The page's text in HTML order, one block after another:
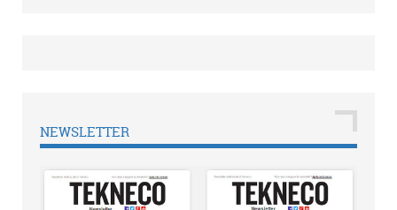
NEWSLETTER